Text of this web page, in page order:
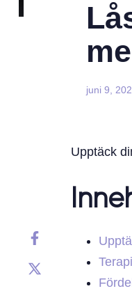
juni 9,
Upptäck